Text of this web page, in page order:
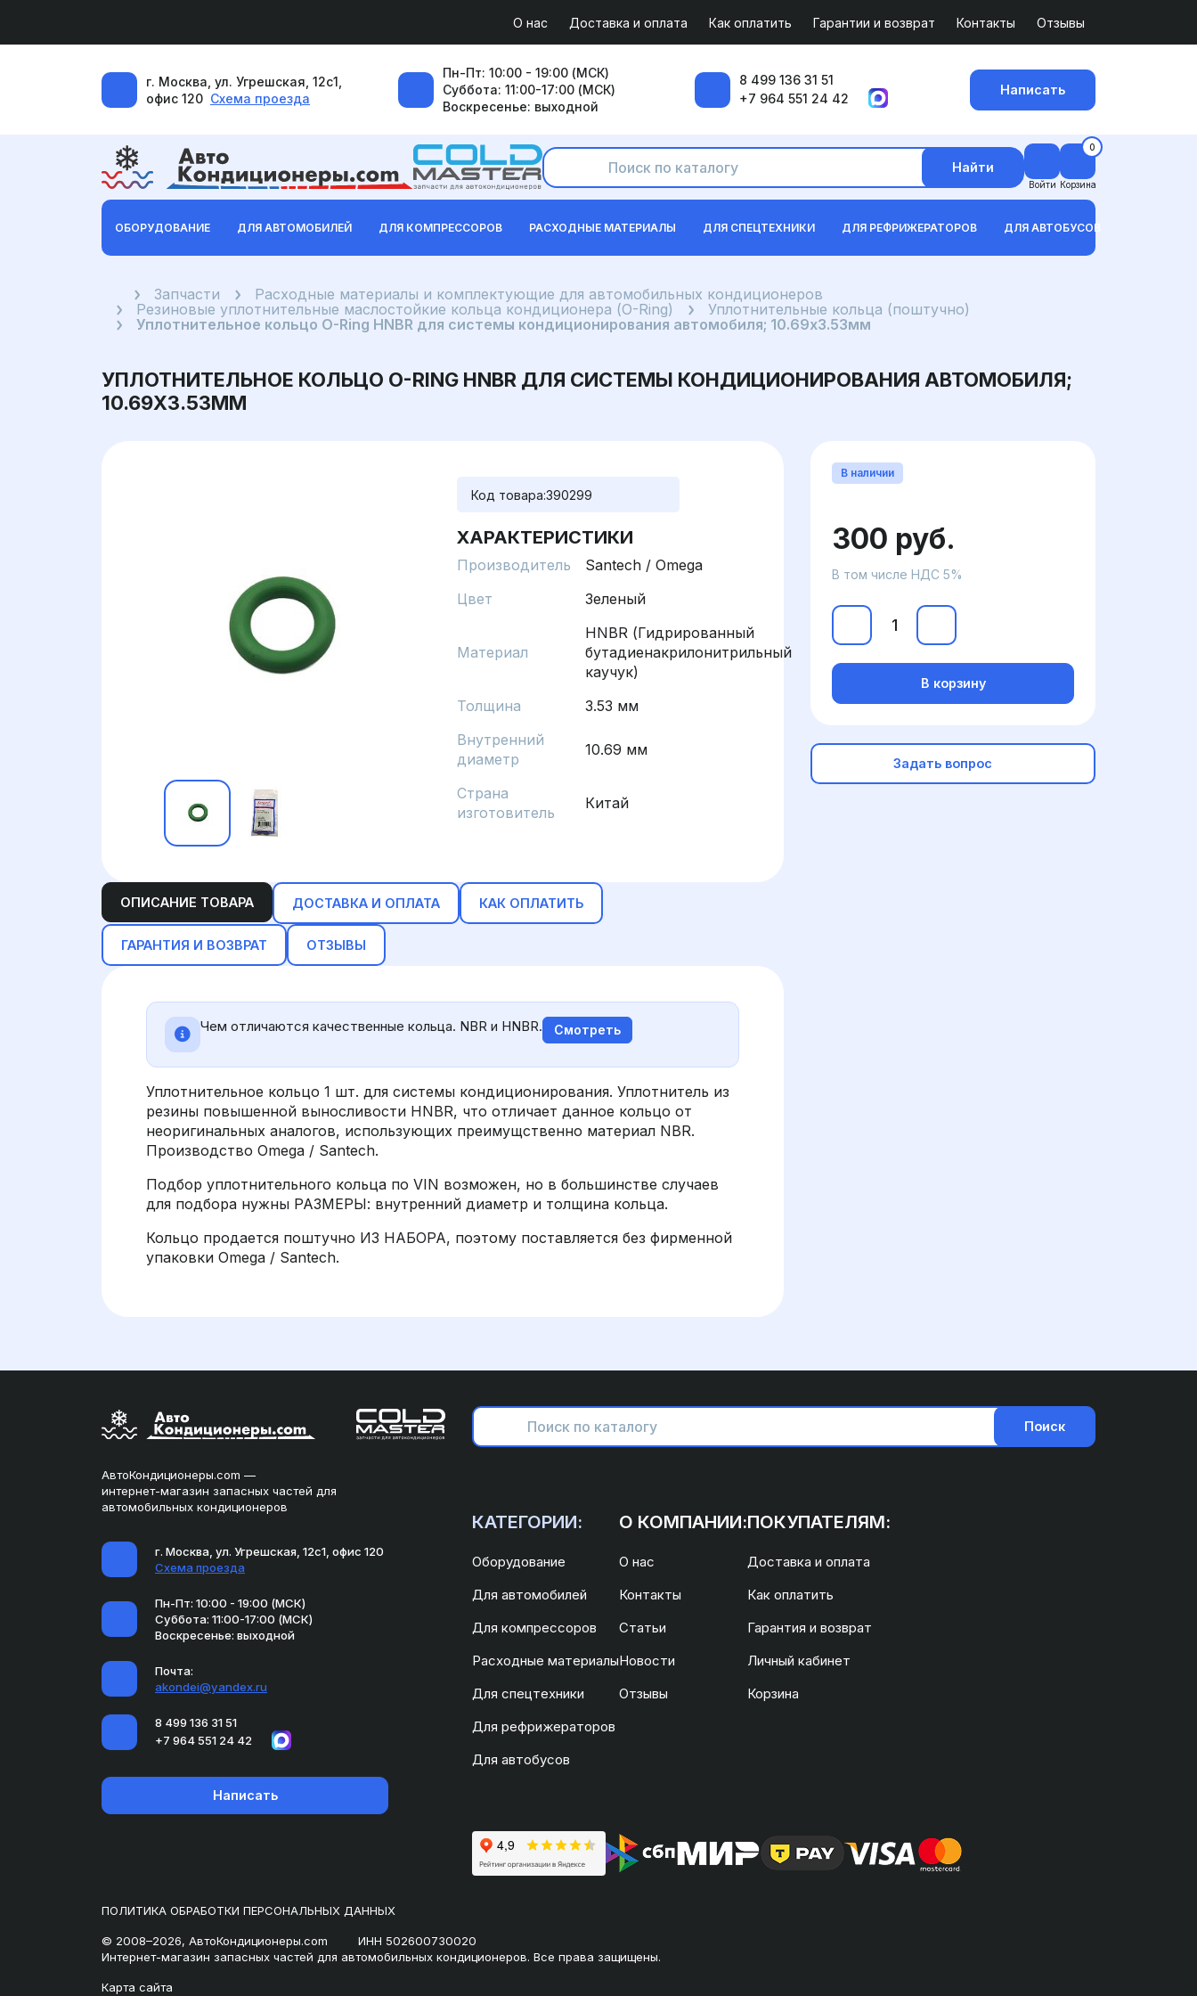
О нас Доставка и оплата Как оплатить Гарантии и возврат Контакты Отзывы
г. Москва, ул. Угрешская, 12с1,
офис 120 Схема проезда
Пн-Пт: 10:00 - 19:00 (МСК)
Суббота: 11:00-17:00 (МСК)
Воскресенье: выходной
8 499 136 31 51
+7 964 551 24 42
Написать
Найти
Войти
0
Корзина
ОБОРУДОВАНИЕ ДЛЯ АВТОМОБИЛЕЙ ДЛЯ КОМПРЕССОРОВ РАСХОДНЫЕ МАТЕРИАЛЫ ДЛЯ СПЕЦТЕХНИКИ ДЛЯ РЕФРИЖЕРАТОРОВ ДЛЯ АВТОБУСОВ
ГлавнаяЗапчасти
Расходные материалы и комплектующие для автомобильных кондиционеров
Резиновые уплотнительные маслостойкие кольца кондиционера (O-Ring)
Уплотнительные кольца (поштучно)
Уплотнительное кольцо O-Ring HNBR для системы кондиционирования автомобиля; 10.69x3.53мм
УПЛОТНИТЕЛЬНОЕ КОЛЬЦО O-RING HNBR ДЛЯ СИСТЕМЫ КОНДИЦИОНИРОВАНИЯ АВТОМОБИЛЯ;
10.69X3.53ММ
Код товара:390299
ХАРАКТЕРИСТИКИ
Производитель
Santech / Omega
Цвет
Зеленый
Материал
HNBR (Гидрированный
бутадиенакрилонитрильный
каучук)
Толщина
3.53 мм
Внутренний
диаметр
10.69 мм
Страна
изготовитель
Китай
ОПИСАНИЕ ТОВАРА ДОСТАВКА И ОПЛАТА КАК ОПЛАТИТЬ
ГАРАНТИЯ И ВОЗВРАТ ОТЗЫВЫ
Чем отличаются качественные кольца. NBR и HNBR. Смотреть
Уплотнительное кольцо 1 шт. для системы кондиционирования. Уплотнитель из
резины повышенной выносливости HNBR, что отличает данное кольцо от
неоригинальных аналогов, использующих преимущственно материал NBR.
Производство Omega / Santech.
Подбор уплотнительного кольца по VIN возможен, но в большинстве случаев
для подбора нужны РАЗМЕРЫ: внутренний диаметр и толщина кольца.
Кольцо продается поштучно ИЗ НАБОРА, поэтому поставляется без фирменной
упаковки Omega / Santech.
В наличии
300 руб.
В том числе НДС 5%
В корзину
Задать вопрос
АвтоКондиционеры.com —
интернет-магазин запасных частей для
автомобильных кондиционеров
г. Москва, ул. Угрешская, 12с1, офис 120
Схема проезда
Пн-Пт: 10:00 - 19:00 (МСК)
Суббота: 11:00-17:00 (МСК)
Воскресенье: выходной
Почта:
akondei@yandex.ru
8 499 136 31 51
+7 964 551 24 42
Написать
Поиск
КАТЕГОРИИ:
Оборудование
Для автомобилей
Для компрессоров
Расходные материалы
Для спецтехники
Для рефрижераторов
Для автобусов
О КОМПАНИИ:
О нас
Контакты
Статьи
Новости
Отзывы
ПОКУПАТЕЛЯМ:
Доставка и оплата
Как оплатить
Гарантия и возврат
Личный кабинет
Корзина
ПОЛИТИКА ОБРАБОТКИ ПЕРСОНАЛЬНЫХ ДАННЫХ
© 2008–2026, АвтоКондиционеры.com
ИНН 502600730020
Интернет-магазин запасных частей для автомобильных кондиционеров. Все права защищены.
Карта сайта